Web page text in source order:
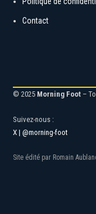
Politique de
Morning Foot
X | @morning-foot
Site édité par Romain